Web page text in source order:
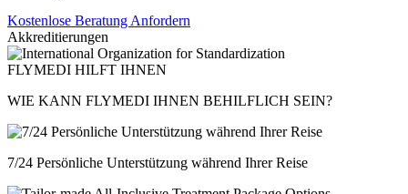
Kostenlose Beratung Anfordern
Akkreditierungen
FLYMEDI HILFT IHNEN
WIE KANN FLYMEDI IHNEN BEHILFLICH SEIN?
7/24 Persönliche Unterstützung während Ihrer Reise